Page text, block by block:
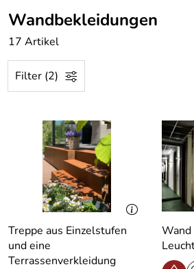
Wandbekleidungen
17 Artikel
Filter (2)
Treppe aus Einzelstufen
und eine
Terrassenverkleidung
Wand